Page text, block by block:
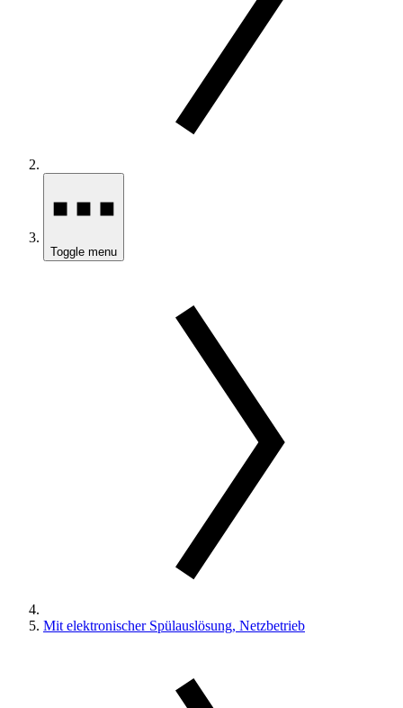
Toggle menu
Mit elektronischer Spülauslösung, Netzbetrieb